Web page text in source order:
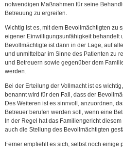
notwendigen Maßnahmen für seine
Betreuung zu ergreifen.
Wichtig ist es, mit dem Bevollmächtigten zu
eigener Einwilligungsunfähigkeit behandelt
Bevollmächtigte ist dann in der Lage, auf
und unmittelbar im Sinne des Patienten zu
und Betreuern sowie gegenüber dem
werden.
Bei der Erteilung der Vollmacht ist es
benannt wird für den Fall, dass der
Des Weiteren ist es sinnvoll, anzuordnen,
Betreuer berufen werden soll, wenn eine
In der Regel hat das Familiengericht
auch die Stellung des Bevollmächtigten
Ferner empfiehlt es sich, selbst noch einige